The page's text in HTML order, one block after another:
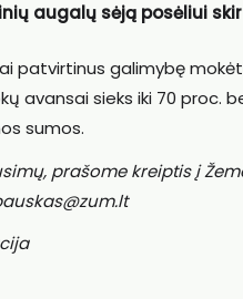
augalų sėją posėliui
patvirtinus galimybę
avansai sieks iki 70 proc.
sumos.
prašome kreiptis į